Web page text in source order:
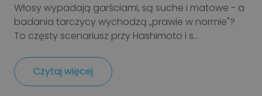
Włosy wypadają garściami, są suche i matowe - a
badania tarczycy wychodzą „prawie w normie"?
To częsty scenariusz przy Hashimoto i s...
Czytaj więcej